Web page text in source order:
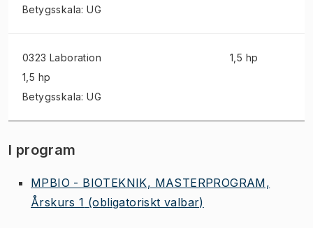
Betygsskala: UG
0323 Laboration
1,5 hp
Betygsskala: UG
1,5 hp
I program
MPBIO - BIOTEKNIK, MASTERPROGRAM,
Årskurs 1 (obligatoriskt valbar)